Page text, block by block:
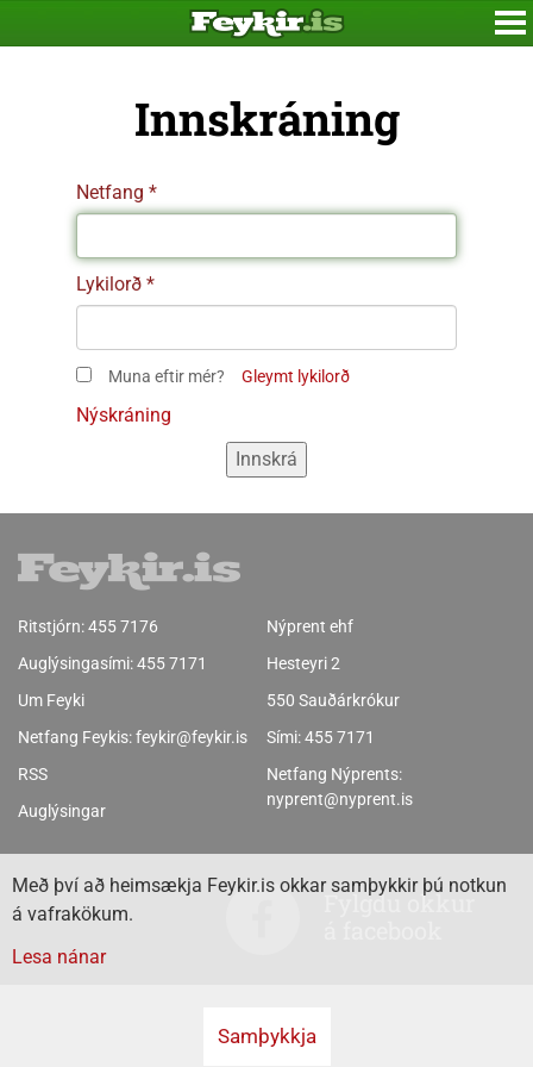
Innskráning
Netfang
Lykilorð
Muna eftir mér? Gleymt lykilorð
Nýskráning
Ritstjórn:455 7176
Auglýsingasími:455 7171
Um Feyki
Netfang Feykis:feykir@feykir.is
RSS
Auglýsingar
Nýprent ehf
Hesteyri 2
550 Sauðárkrókur
Sími:455 7171
Netfang Nýprents:
nyprent@nyprent.is
Fylgdu okkur
Með því að heimsækja Feykir.is okkar samþykkir þú notkun
á vafrakökum.
Lesa nánar
Samþykkja